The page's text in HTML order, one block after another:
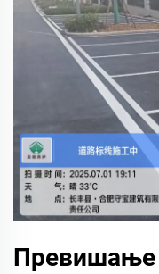
Превишање